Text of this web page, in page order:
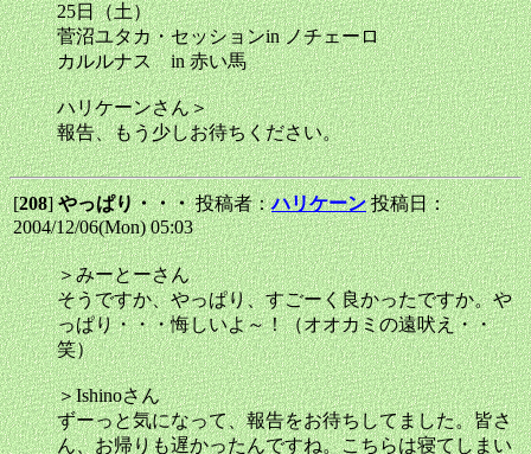
25日（土）
菅沼ユタカ・セッションin ノチェーロ
カルルナス in 赤い馬
ハリケーンさん＞
報告、もう少しお待ちください。
[208]やっぱり・・・投稿者：ハリケーン 投稿日：
2004/12/06(Mon) 05:03
＞みーとーさん
そうですか、やっぱり、すごーく良かったですか。や
っぱり・・・悔しいよ～！（オオカミの遠吠え・・
笑）
＞Ishinoさん
ずーっと気になって、報告をお待ちしてました。皆さ
ん、お帰りも遅かったんですね。こちらは寝てしまい